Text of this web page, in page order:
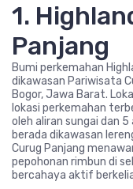
1.
Panjang
Bumi perkemahan
dikawasan Pariwisata
Bogor, Jawa Barat.
lokasi perkemahan
oleh aliran sungai dan
berada dikawasan
Curug Panjang
pepohonan rimbun di
bercahaya aktif